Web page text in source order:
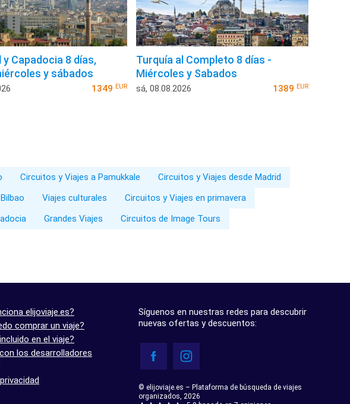
Capadocia 8 días,
y sábados
1349EUR
Turquía al Completo 8 días -
Miércoles y Sabados
sá, 08.08.2026 1389 EUR
Circuitos y Viajes a Pamukkale
Circuitos y Viajes desde Madrid
Viajes culturales
Circuitos y Viajes en primavera
Grandes Viajes Circuitos de Image Tours
elijoviaje.es?
comprar un viaje?
en el viaje?
los desarrolladores
Síguenos en nuestras redes para descubrir
nuevas ofertas y descuentos:
© elijoviaje.es – Plataforma de búsqueda de viajes
organizados, 2026